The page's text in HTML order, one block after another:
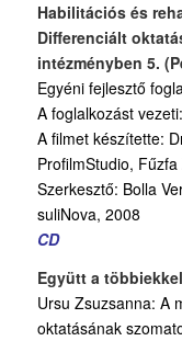
Habilitációs és
Differenciált
intézményben 5.
Egyéni fejlesztő
A foglalkozást
A filmet készítette:
ProfilmStudio, Fűzfa
Szerkesztő: Bolla
suliNova, 2008
CD
Együtt a
Ursu Zsuzsanna: A
oktatásának